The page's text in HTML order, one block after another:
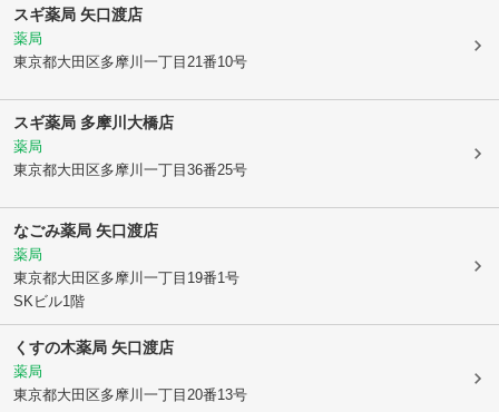
スギ薬局 矢口渡店
薬局
東京都大田区多摩川一丁目21番10号
スギ薬局 多摩川大橋店
薬局
東京都大田区多摩川一丁目36番25号
なごみ薬局 矢口渡店
薬局
東京都大田区多摩川一丁目19番1号
SKビル1階
くすの木薬局 矢口渡店
薬局
東京都大田区多摩川一丁目20番13号